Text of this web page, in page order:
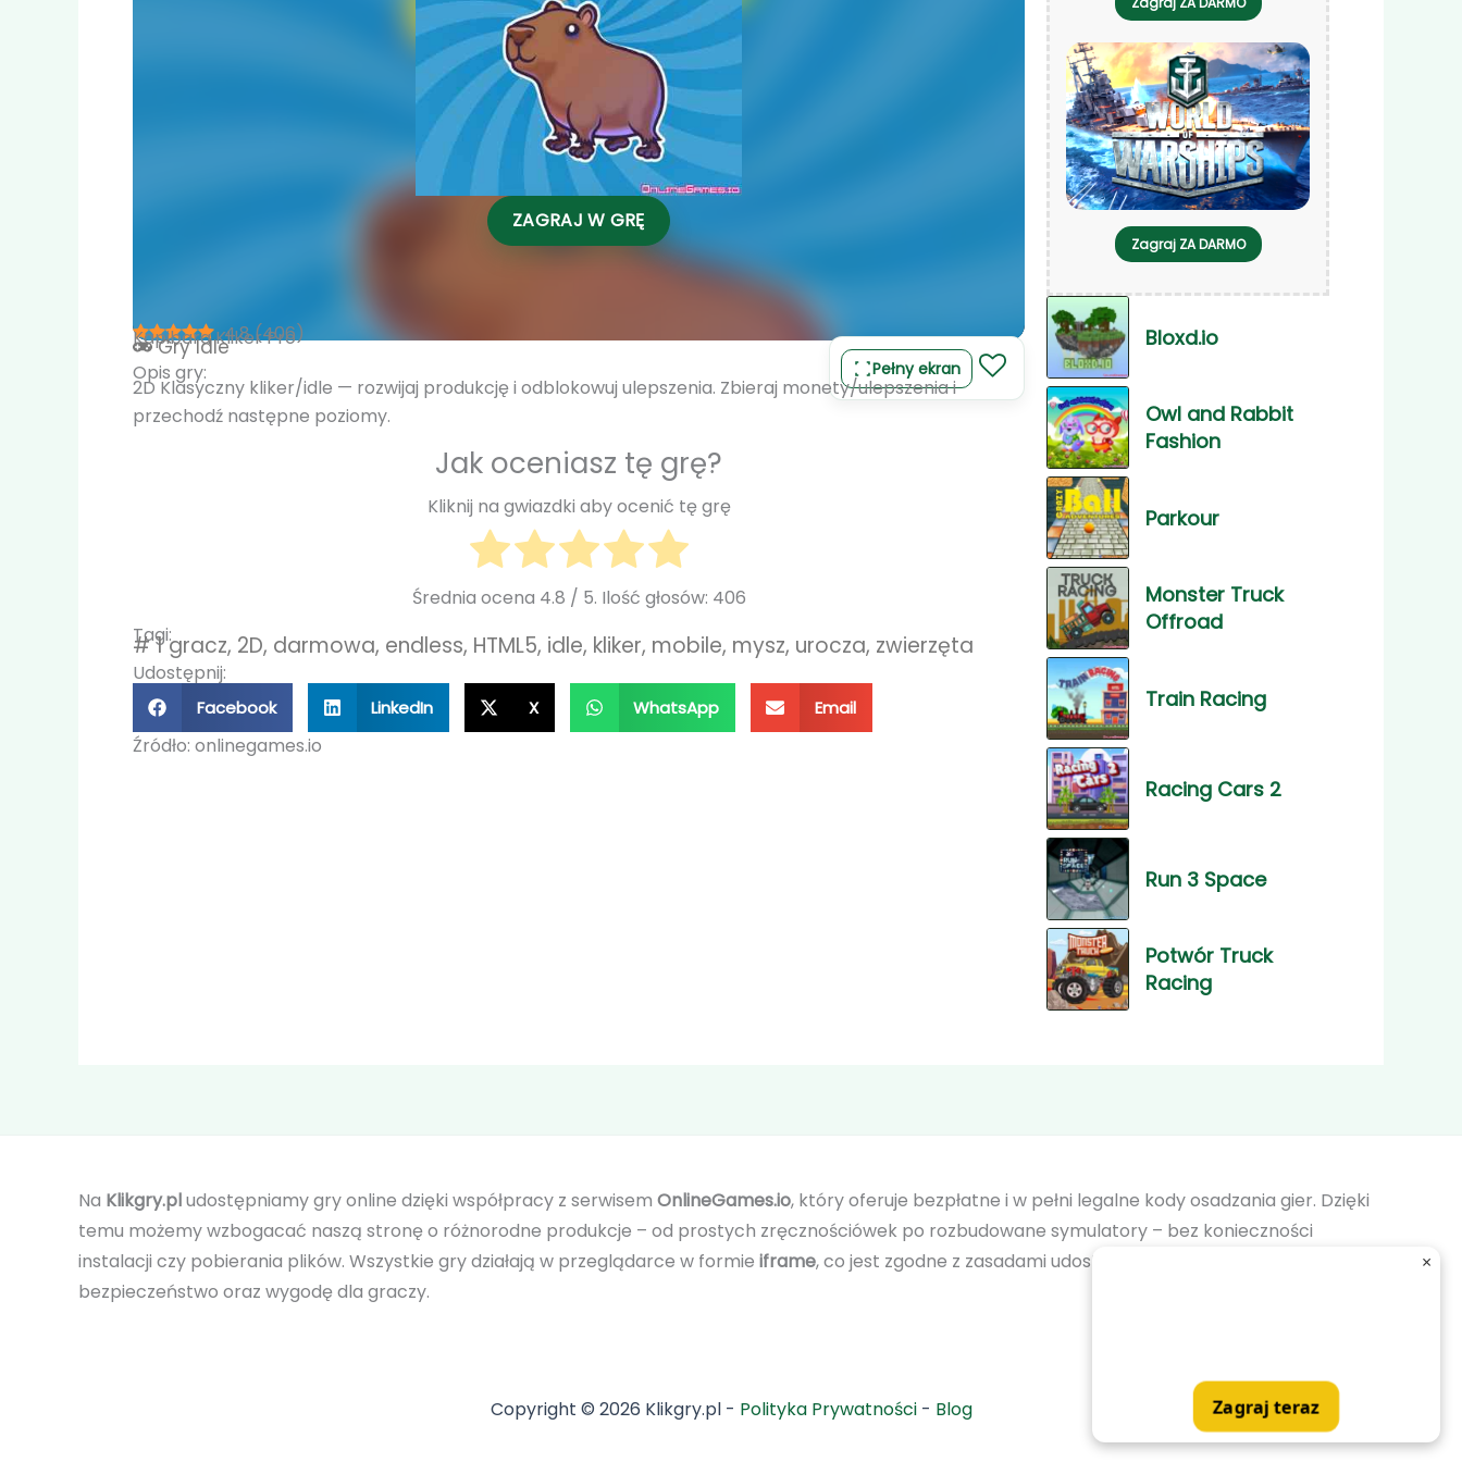
ZAGRAJ W GRĘ
Pełny ekran
4.8 (406)
Kapibara Kliker Pro
GryIdle
Opis gry:
2D Klasyczny kliker/idle — rozwijaj produkcję i odblokowuj ulepszenia. Zbieraj monety/ulepszenia i
przechodź następne poziomy.
Jak oceniasz tę grę?
Kliknij na gwiazdki aby ocenić tę grę
Średnia ocena 4.8 / 5. Ilość głosów: 406
Tagi:
#1 gracz, 2D, darmowa, endless, HTML5, idle, kliker, mobile, mysz, urocza, zwierzęta
Udostępnij:
Facebook LinkedIn X WhatsApp Email
Źródło: onlinegames.io
Zagraj ZA DARMO
Bloxd.io
Owl and Rabbit
Fashion
Parkour
Monster Truck
Offroad
Train Racing
Racing Cars 2
Run 3 Space
Potwór Truck
Racing
Na Klikgry.pludostępniamy gry online dzięki współpracy z serwisem OnlineGames.io, który oferuje bezpłatne i w pełni legalne kody osadzania gier. Dzięki
temu możemy wzbogacać naszą stronę o różnorodne produkcje – od prostych zręcznościówek po rozbudowane symulatory – bez konieczności
instalacji czy pobierania plików. Wszystkie gry działają w przeglądarce w formie iframe, co jest zgodne z zasadami udostępniania i gwarantuje
bezpieczeństwo oraz wygodę dla graczy.
Copyright © 2026 Klikgry.pl - Polityka Prywatności- Blog
×
Zagraj teraz